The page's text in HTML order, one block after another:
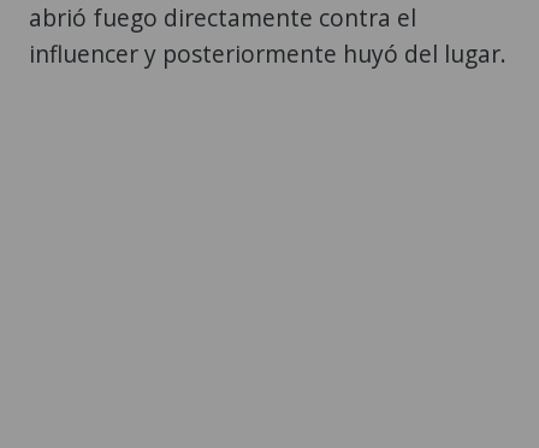
abrió fuego directamente contra el
influencer y posteriormente huyó del lugar.